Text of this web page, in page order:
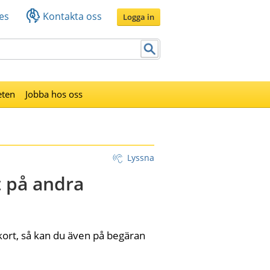
Kontakta oss Logga in
Jobba hos oss
Lyssna
andra
så kan du även på begäran